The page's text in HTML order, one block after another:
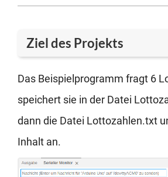
Ziel des Projekts
Das Bei­spiel­pro­gramm fragt 6
spei­chert sie in der Datei
dann die Datei Lottozahlen.txt
Inhalt an.